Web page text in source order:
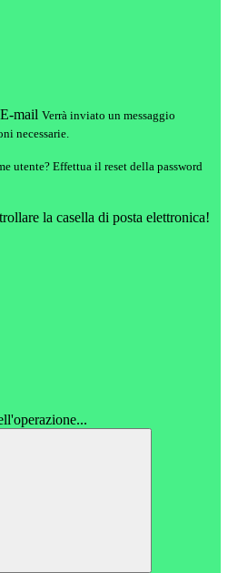
E-mail Verrà inviato un messaggio
necessarie.
utente? Effettua il reset della password
la casella di posta elettronica!